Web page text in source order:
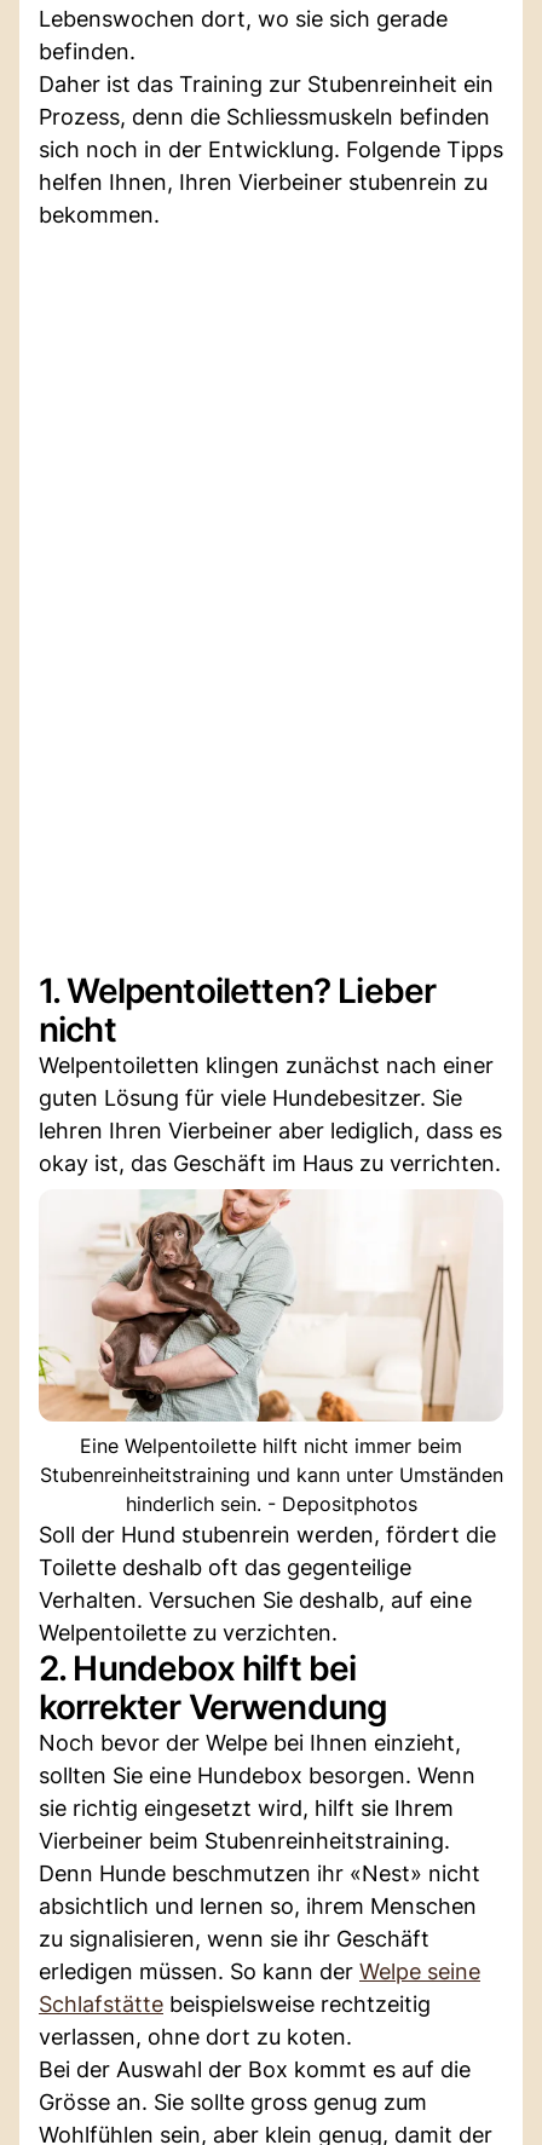
Lebenswochen dort, wo sie sich gerade
befinden.
Daher ist das Training zur Stubenreinheit ein
Prozess, denn die Schliessmuskeln befinden
sich noch in der Entwicklung. Folgende Tipps
helfen Ihnen, Ihren Vierbeiner stubenrein zu
bekommen.
1. Welpentoiletten? Lieber
nicht
Welpentoiletten klingen zunächst nach einer
guten Lösung für viele Hundebesitzer. Sie
lehren Ihren Vierbeiner aber lediglich, dass es
okay ist, das Geschäft im Haus zu verrichten.
Eine Welpentoilette hilft nicht immer beim
Stubenreinheitstraining und kann unter Umständen
hinderlich sein. - Depositphotos
Soll der Hund stubenrein werden, fördert die
Toilette deshalb oft das gegenteilige
Verhalten. Versuchen Sie deshalb, auf eine
Welpentoilette zu verzichten.
2. Hundebox hilft bei
korrekter Verwendung
Noch bevor der Welpe bei Ihnen einzieht,
sollten Sie eine Hundebox besorgen. Wenn
sie richtig eingesetzt wird, hilft sie Ihrem
Vierbeiner beim Stubenreinheitstraining.
Denn Hunde beschmutzen ihr «Nest» nicht
absichtlich und lernen so, ihrem Menschen
zu signalisieren, wenn sie ihr Geschäft
erledigen müssen. So kann der Welpe seine
Schlafstätte beispielsweise rechtzeitig
verlassen, ohne dort zu koten.
Bei der Auswahl der Box kommt es auf die
Grösse an. Sie sollte gross genug zum
Wohlfühlen sein, aber klein genug, damit der